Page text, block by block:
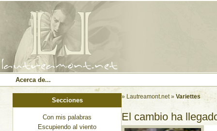
Acerca de...
» Lautreamont.net» Variettes
El cambio ha
Secciones
Con mis palabras
Escupiendo al viento